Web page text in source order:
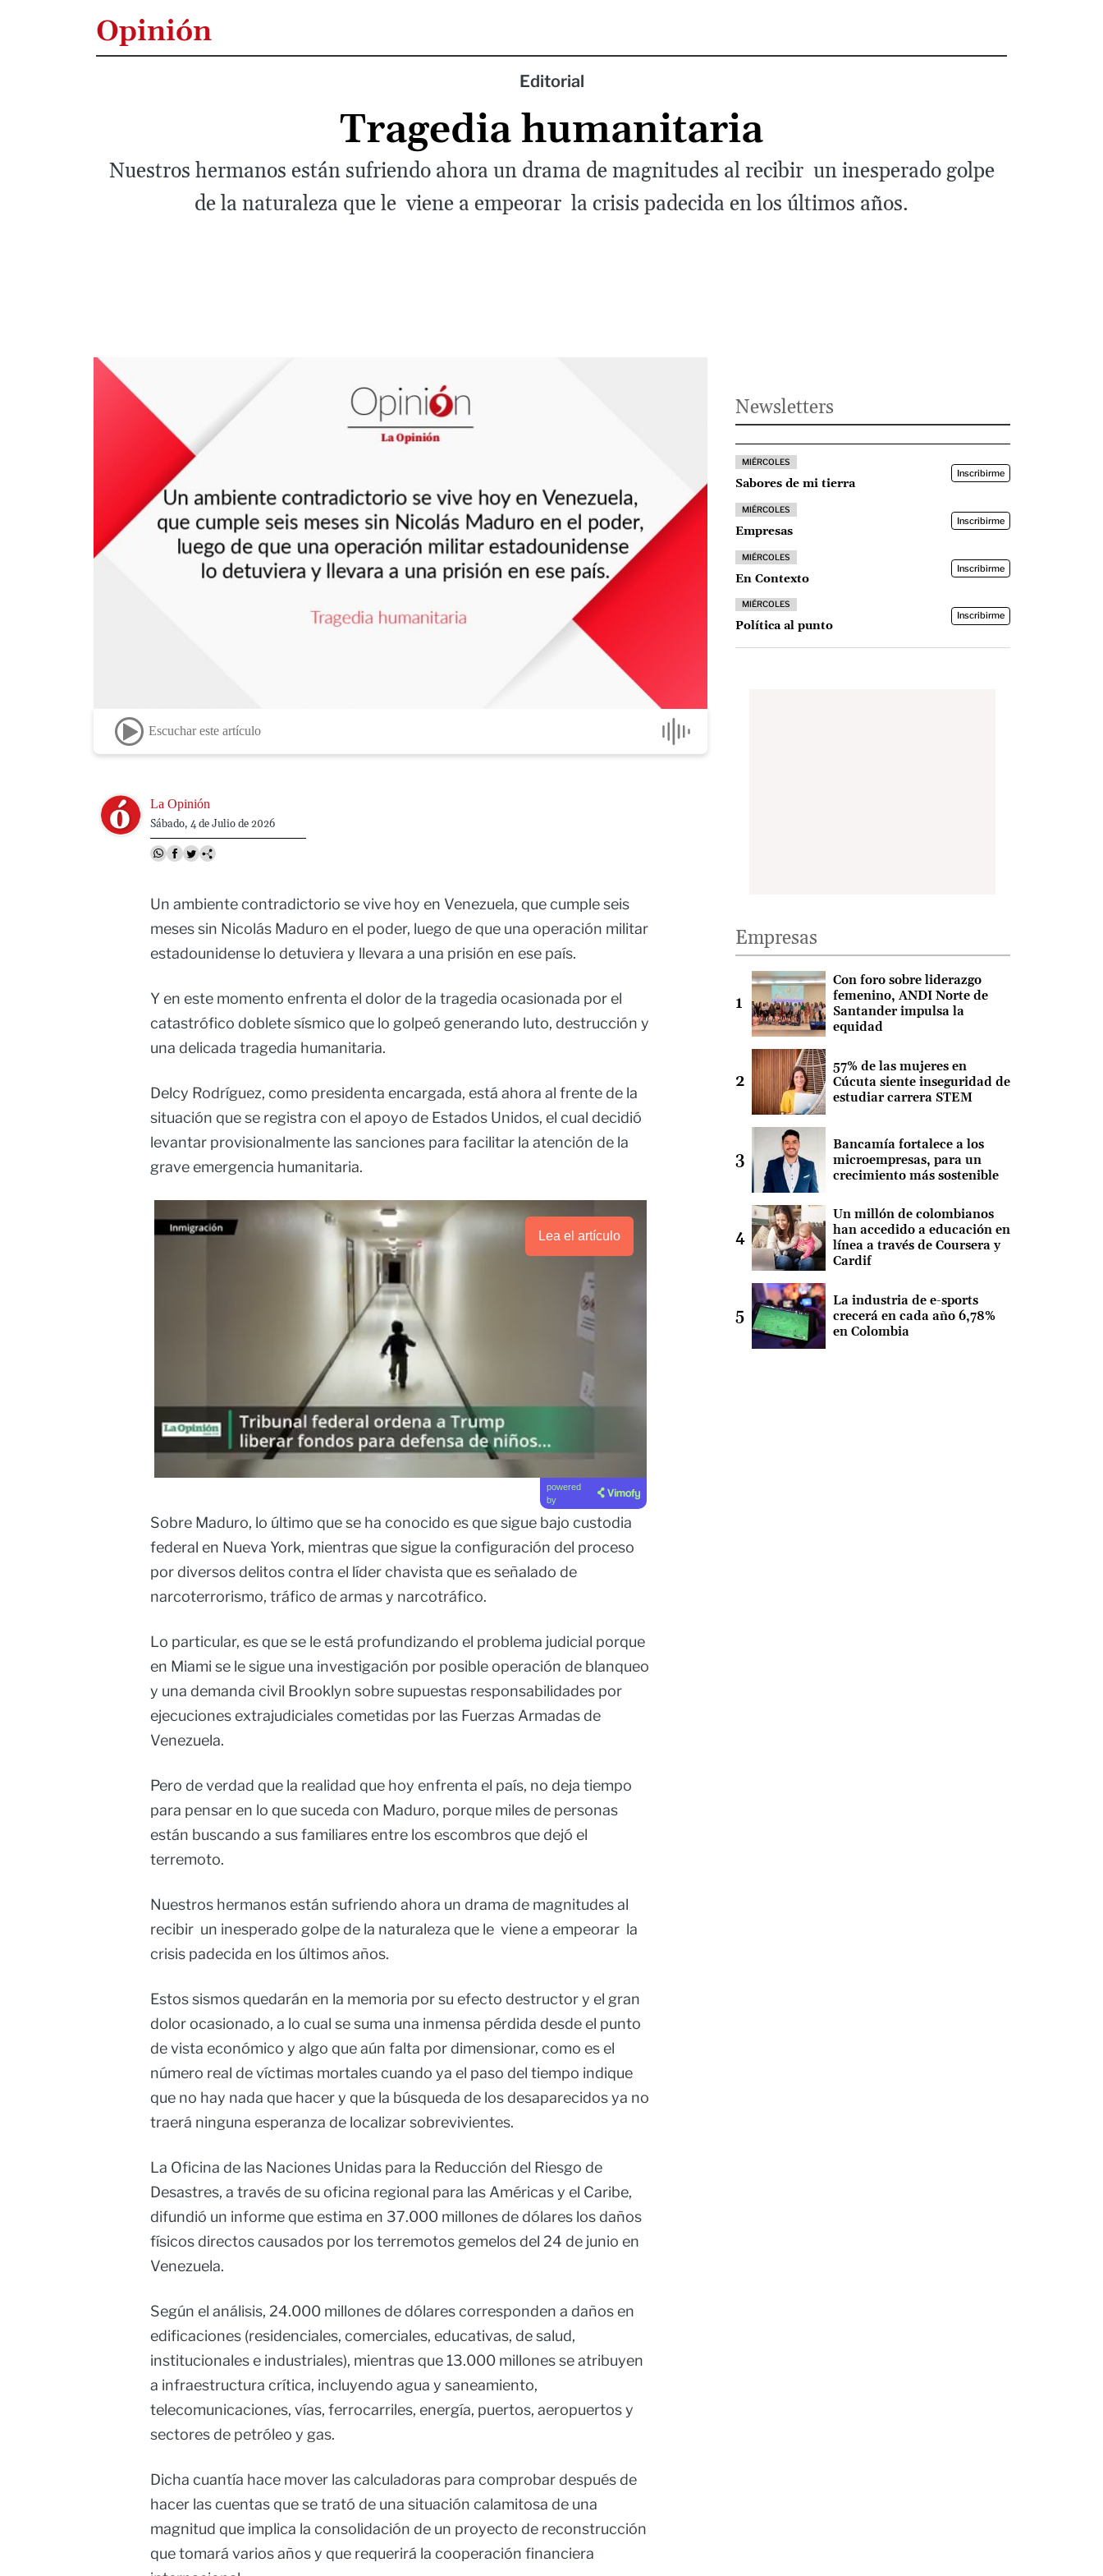
Opinión
Editorial
Tragedia humanitaria
Nuestros hermanos están sufriendo ahora un drama de magnitudes al recibir un inesperado golpe
de la naturaleza que le viene a empeorar la crisis padecida en los últimos años.
Escuchar este artículo
Image La Opinión
Sábado, 4 de Julio de 2026
Un ambiente contradictorio se vive hoy en Venezuela, que cumple seis
meses sin Nicolás Maduro en el poder, luego de que una operación militar
estadounidense lo detuviera y llevara a una prisión en ese país.
Y en este momento enfrenta el dolor de la tragedia ocasionada por el
catastrófico doblete sísmico que lo golpeó generando luto, destrucción y
una delicada tragedia humanitaria.
Delcy Rodríguez, como presidenta encargada, está ahora al frente de la
situación que se registra con el apoyo de Estados Unidos, el cual decidió
levantar provisionalmente las sanciones para facilitar la atención de la
grave emergencia humanitaria.
Lea el artículo
powered
by
Sobre Maduro, lo último que se ha conocido es que sigue bajo custodia
federal en Nueva York, mientras que sigue la configuración del proceso
por diversos delitos contra el líder chavista que es señalado de
narcoterrorismo, tráfico de armas y narcotráfico.
Lo particular, es que se le está profundizando el problema judicial porque
en Miami se le sigue una investigación por posible operación de blanqueo
y una demanda civil Brooklyn sobre supuestas responsabilidades por
ejecuciones extrajudiciales cometidas por las Fuerzas Armadas de
Venezuela.
Pero de verdad que la realidad que hoy enfrenta el país, no deja tiempo
para pensar en lo que suceda con Maduro, porque miles de personas
están buscando a sus familiares entre los escombros que dejó el
terremoto.
Nuestros hermanos están sufriendo ahora un drama de magnitudes al
recibir un inesperado golpe de la naturaleza que le viene a empeorar la
crisis padecida en los últimos años.
Estos sismos quedarán en la memoria por su efecto destructor y el gran
dolor ocasionado, a lo cual se suma una inmensa pérdida desde el punto
de vista económico y algo que aún falta por dimensionar, como es el
número real de víctimas mortales cuando ya el paso del tiempo indique
que no hay nada que hacer y que la búsqueda de los desaparecidos ya no
traerá ninguna esperanza de localizar sobrevivientes.
La Oficina de las Naciones Unidas para la Reducción del Riesgo de
Desastres, a través de su oficina regional para las Américas y el Caribe,
difundió un informe que estima en 37.000 millones de dólares los daños
físicos directos causados por los terremotos gemelos del 24 de junio en
Venezuela.
Según el análisis, 24.000 millones de dólares corresponden a daños en
edificaciones (residenciales, comerciales, educativas, de salud,
institucionales e industriales), mientras que 13.000 millones se atribuyen
a infraestructura crítica, incluyendo agua y saneamiento,
telecomunicaciones, vías, ferrocarriles, energía, puertos, aeropuertos y
sectores de petróleo y gas.
Dicha cuantía hace mover las calculadoras para comprobar después de
hacer las cuentas que se trató de una situación calamitosa de una
magnitud que implica la consolidación de un proyecto de reconstrucción
que tomará varios años y que requerirá la cooperación financiera
Newsletters
MIÉRCOLES
Sabores de mi tierra
Inscribirme
MIÉRCOLES
Empresas
Inscribirme
MIÉRCOLES
En Contexto
Inscribirme
MIÉRCOLES
Política al punto
Inscribirme
Empresas
Con foro sobre liderazgo
femenino, ANDI Norte de
Santander impulsa la
equidad
57% de las mujeres en
Cúcuta siente inseguridad de
estudiar carrera STEM
Bancamía fortalece a los
microempresas, para un
crecimiento más sostenible
Un millón de colombianos
han accedido a educación en
línea a través de Coursera y
Cardif
La industria de e-sports
crecerá en cada año 6,78%
en Colombia